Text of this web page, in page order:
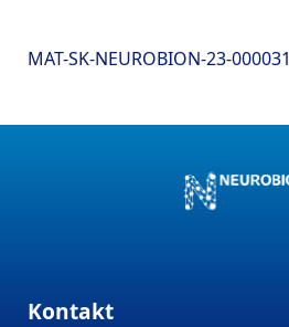
MAT-SK-NEUROBION-23-000031
Kontakt